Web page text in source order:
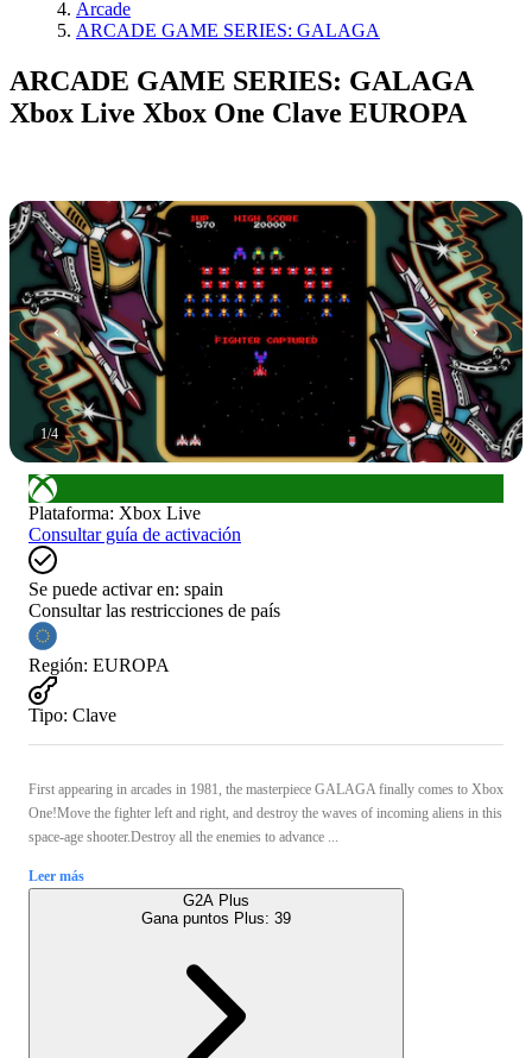
Arcade
ARCADE GAME SERIES: GALAGA
ARCADE GAME SERIES: GALAGA
Xbox Live Xbox One Clave EUROPA
1/4
Plataforma: Xbox Live
Consultar guía de activación
Se puede activar en: spain
Consultar las restricciones de país
Región: EUROPA
Tipo: Clave
First appearing in arcades in 1981, the masterpiece GALAGA finally comes to Xbox
One!Move the fighter left and right, and destroy the waves of incoming aliens in this
space-age shooter.Destroy all the enemies to advance ...
Leer más
G2A Plus
Gana puntos Plus: 39